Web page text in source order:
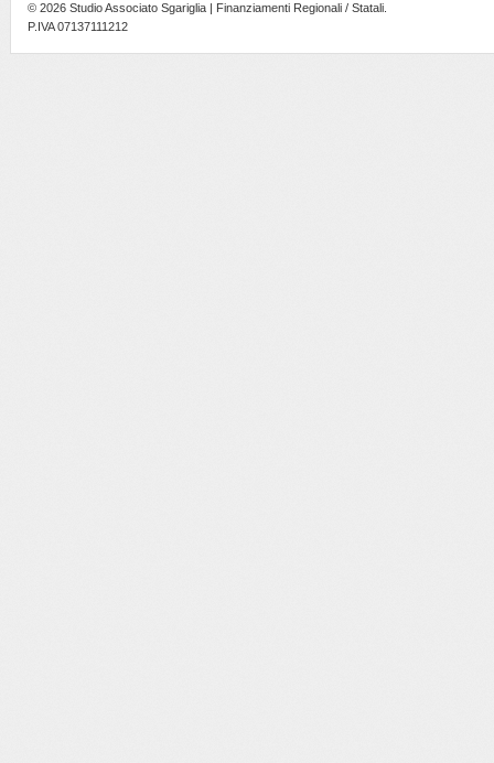
© 2026 Studio Associato Sgariglia | Finanziamenti Regionali / Statali
P.IVA 07137111212